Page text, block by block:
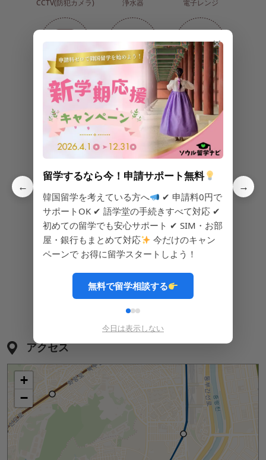
CCTV(防犯カメラ) 浄水器 電子レンジ
炊飯器 電気コンロ IHコンロ
シンク台 食器類 調理道具
キムチ ラーメン ご飯
洗濯機 Wi-Fi オートロック
アクセス
+
−
←
✕
留学するなら今！申請サポート無料
韓国留学を考えている方へ
✔ 申請料0円で
サポートOK ✔ 語学堂の手続きすべて対応 ✔
初めての留学でも安心サポート ✔ SIM・お部
屋・銀行もまとめて対応
今だけのキャン
ペーンで お得に留学スタートしよう！
無料で留学相談する
今日は表示しない
→